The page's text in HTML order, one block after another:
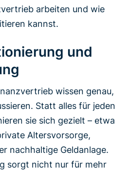
arbeiten und wie
kannst.
und
wissen genau,
Statt alles für jeden
sie sich gezielt – etwa
Altersvorsorge,
nachhaltige Geldanlage.
sorgt nicht nur für mehr